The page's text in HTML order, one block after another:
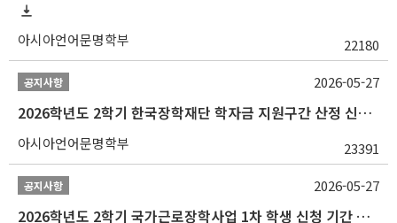
아시아언어문명학부 22180
공지사항
2026학년도 2학기 한국장학재단 학자금 지원구간 산정 신청 안내
아시아언어문명학부 23391
2026-05-27
공지사항
2026학년도 2학기 국가근로장학사업 1차 학생 신청 기간 안내
2026-05-27